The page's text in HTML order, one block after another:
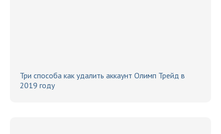
Три способа как удалить аккаунт Олимп Трейд в
2019 году